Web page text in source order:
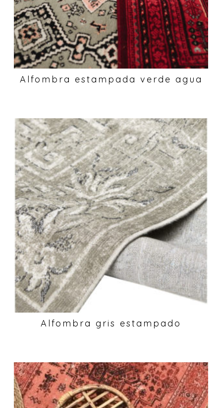
Alfombra estampada verde agua
Alfombra gris estampado